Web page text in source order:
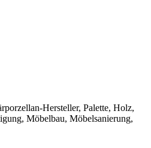
Hersteller, Palette, Holz,
Möbelbau, Möbelsanierung,